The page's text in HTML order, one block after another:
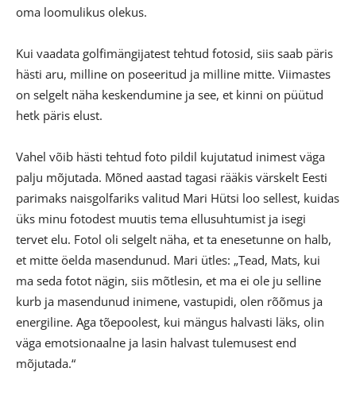
oma loomulikus olekus.
Kui vaadata golfimängijatest tehtud fotosid, siis saab päris
hästi aru, milline on poseeritud ja milline mitte. Viimastes
on selgelt näha keskendumine ja see, et kinni on püütud
hetk päris elust.
Vahel võib hästi tehtud foto pildil kujutatud inimest väga
palju mõjutada. Mõned aastad tagasi rääkis värskelt Eesti
parimaks naisgolfariks valitud Mari Hütsi loo sellest, kuidas
üks minu fotodest muutis tema ellusuhtumist ja isegi
tervet elu. Fotol oli selgelt näha, et ta enesetunne on halb,
et mitte öelda masendunud. Mari ütles: „Tead, Mats, kui
ma seda fotot nägin, siis mõtlesin, et ma ei ole ju selline
kurb ja masendunud inimene, vastupidi, olen rõõmus ja
energiline. Aga tõepoolest, kui mängus halvasti läks, olin
väga emotsionaalne ja lasin halvast tulemusest end
mõjutada.“